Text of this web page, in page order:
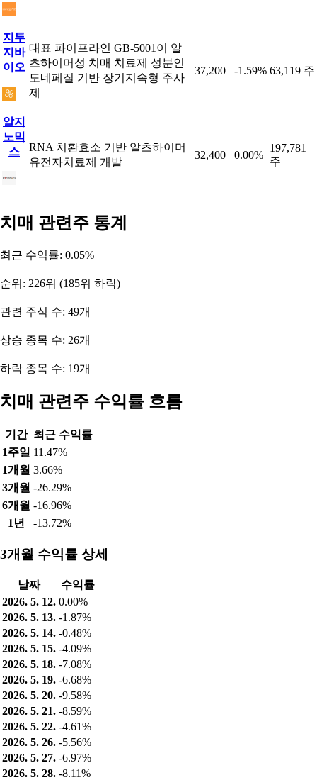
지투
지바
이오
대표 파이프라인 GB-5001이 알
츠하이머성 치매 치료제 성분인
도네페질 기반 장기지속형 주사
제
37,200 -1.59% 63,119 주
알지
노믹
스
RNA 치환효소 기반 알츠하이머
유전자치료제 개발
32,400 0.00%
197,781
주
치매 관련주 통계
최근 수익률: 0.05%
순위: 226위 (185위 하락)
관련 주식 수: 49개
상승 종목 수: 26개
하락 종목 수: 19개
치매 관련주 수익률 흐름
기간 최근 수익률
1주일 11.47%
1개월 3.66%
3개월 -26.29%
6개월 -16.96%
1년
-13.72%
3개월 수익률 상세
날짜
수익률
2026. 5. 12. 0.00%
2026. 5. 13. -1.87%
2026. 5. 14. -0.48%
2026. 5. 15. -4.09%
2026. 5. 18. -7.08%
2026. 5. 19. -6.68%
2026. 5. 20. -9.58%
2026. 5. 21. -8.59%
2026. 5. 22. -4.61%
2026. 5. 26. -5.56%
2026. 5. 27. -6.97%
2026. 5. 28. -8.11%